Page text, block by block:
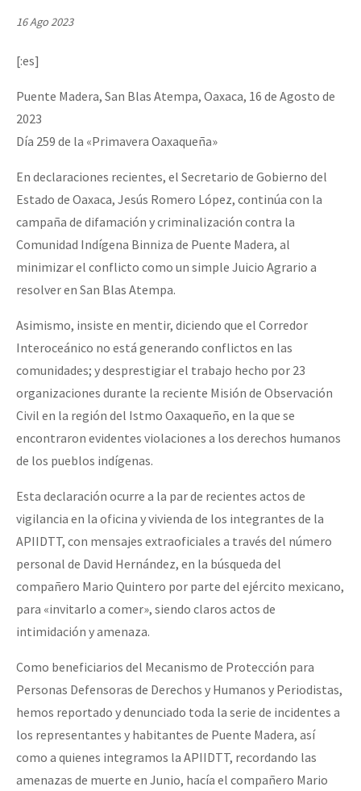
La Sexta
AutonomÍa y Resistencia
Megaproyectos
Presos
Mujeres
ETIQUETAS
MULTIMEDIA
Audio
Fotorreportaje
Video
Otras secciones
Semillero Guerra contra la Humanidad. (Las poblaciones y
la naturaleza bajo asedio)
Libros para descargar
Medios Libres
COVID-19
Dia 1: Encontro “Guerra contra a Humanidade”
[CDMX – 20 julio] Jornadas globales por la libertad de Jesús
“Sonhando a Terra do Bem Virá” se publica no Estado Espanhol
Se o México sabe, que o mundo saiba! Nossas lutas pela
[25 abr – CDMX] Tokín por el CNI: 30 años de Resistencia y
16 Ago 2023
[:es]
Puente Madera, San Blas Atempa, Oaxaca, 16 de Agosto de
2023
Día 259 de la «Primavera Oaxaqueña»
En declaraciones recientes, el Secretario de Gobierno del
Estado de Oaxaca, Jesús Romero López, continúa con la
campaña de difamación y criminalización contra la
Comunidad Indígena Binniza de Puente Madera, al
minimizar el conflicto como un simple Juicio Agrario a
resolver en San Blas Atempa.
Asimismo, insiste en mentir, diciendo que el Corredor
Interoceánico no está generando conflictos en las
comunidades; y desprestigiar el trabajo hecho por 23
organizaciones durante la reciente Misión de Observación
Civil en la región del Istmo Oaxaqueño, en la que se
encontraron evidentes violaciones a los derechos humanos
de los pueblos indígenas.
Esta declaración ocurre a la par de recientes actos de
vigilancia en la oficina y vivienda de los integrantes de la
APIIDTT, con mensajes extraoficiales a través del número
personal de David Hernández, en la búsqueda del
compañero Mario Quintero por parte del ejército mexicano,
para «invitarlo a comer», siendo claros actos de
intimidación y amenaza.
Como beneficiarios del Mecanismo de Protección para
Personas Defensoras de Derechos y Humanos y Periodistas,
hemos reportado y denunciado toda la serie de incidentes a
los representantes y habitantes de Puente Madera, así
como a quienes integramos la APIIDTT, recordando las
amenazas de muerte en Junio, hacía el compañero Mario